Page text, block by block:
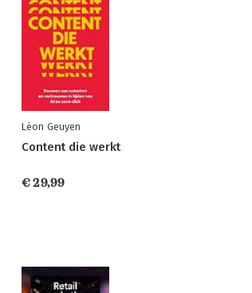
Léon Geuyen
Content die werkt
€ 29,99